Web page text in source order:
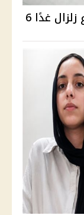
البحوث الفلكية تحسم مزاعم وقوع زلزال غدًا 6